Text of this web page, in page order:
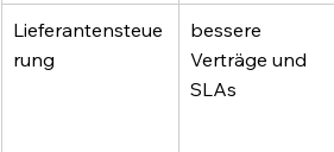
Lieferantensteue
rung
bessere
Verträge und
SLAs